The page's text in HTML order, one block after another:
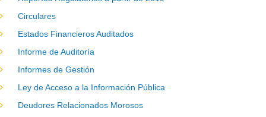
Circulares
Estados Financieros Auditados
Informe de Auditoría
Informes de Gestión
Ley de Acceso a la Información Pública
Deudores Relacionados Morosos